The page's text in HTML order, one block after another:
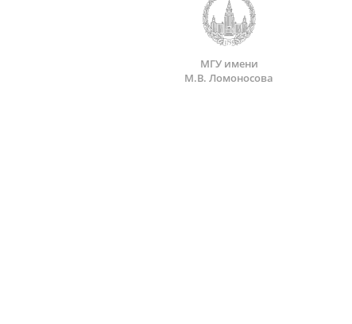
МГУ имени
М.В. Ломоносова